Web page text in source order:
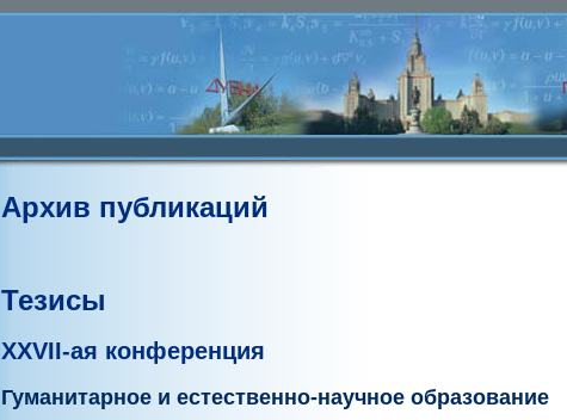
Архив публикаций
Тезисы
XXVII-ая конференция
Гуманитарное и естественно-научное образование